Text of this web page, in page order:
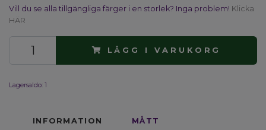
Vill du se alla tillgängliga färger i en storlek? Inga problem! Klicka
HÄR
LÄGG I VARUKORG
Lagersaldo: 1
INFORMATION MÅTT